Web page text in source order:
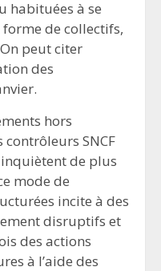
habituées à se
de collectifs,
peut citer
des
hors
SNCF
de plus
mode de
incite à des
disruptifs et
des actions
à l’aide des